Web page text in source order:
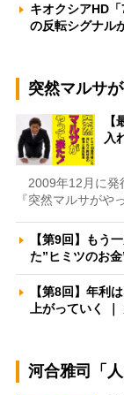
キオクシアHD
の反転シグナ
突然マルサ
入
2009年12月に発
『突然マルサがや
【第9回】もう
た”ヒミツのお
【第8回】年利
上がっていく
河合雅司「